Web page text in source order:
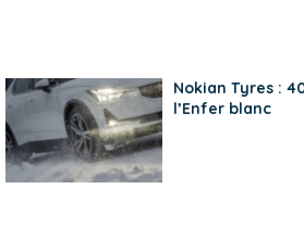
Nokian Tyres :
l’Enfer blanc